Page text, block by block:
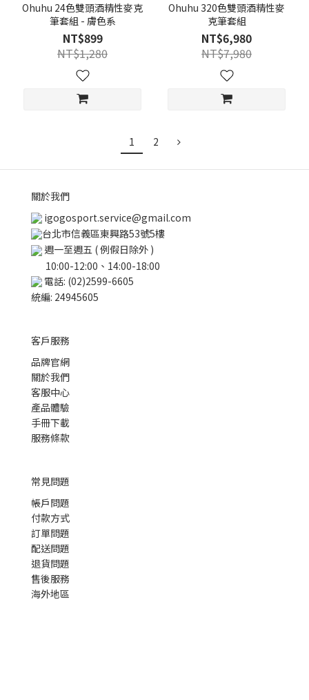
Ohuhu 24色雙頭酒精性麥克
筆套組 - 膚色系
NT$899
NT$1,280
Ohuhu 320色雙頭酒精性麥
克筆套組
NT$6,980
NT$7,980
1 2
關於我們
igogosport.service@gmail.com
台北市信義區東興路53號5樓
週一至週五 ( 例假日除外 )
10:00-12:00、14:00-18:00
電話: (02)2599-6605
統編: 24945605
客戶服務
品牌官網
關於我們
客服中心
產品體驗
手冊下載
服務條款
常見問題
帳戶問題
付款方式
訂單問題
配送問題
退貨問題
售後服務
海外地區